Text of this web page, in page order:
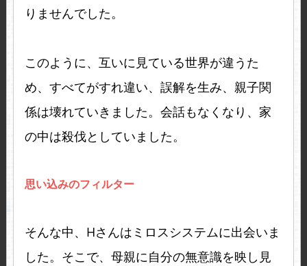
りませんでした。
このように、互いに見ている世界が違うた
め、すべてがすれ違い、誤解を生み、親子関
係は壊れていきました。会話もなくなり、家
の中は殺伐としていました。
思い込みのフィルター
そんな中、Hさんはミロスシステムに出会いま
した。そこで、母親に自分の無意識を映し見